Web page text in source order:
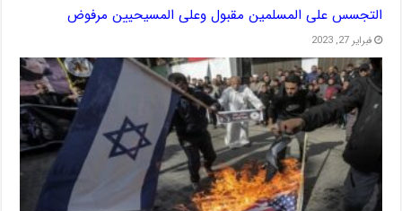
التجسس على المسلمين مقبول وعلى المسيحيين مرفوض
فبراير 27, 2023